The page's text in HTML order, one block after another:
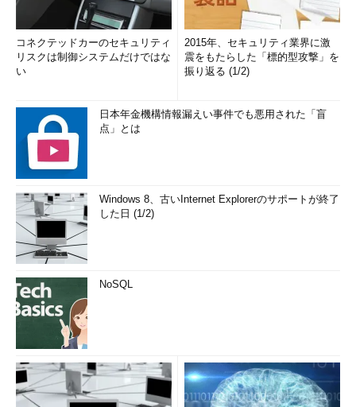
コネクテッドカーのセキュリティ
リスクは制御システムだけではな
い
2015年、セキュリティ業界に激
震をもたらした「標的型攻撃」を
振り返る (1/2)
日本年金機構情報漏えい事件でも悪用された「盲
点」とは
Windows 8、古いInternet Explorerのサポートが終了
した日 (1/2)
NoSQL